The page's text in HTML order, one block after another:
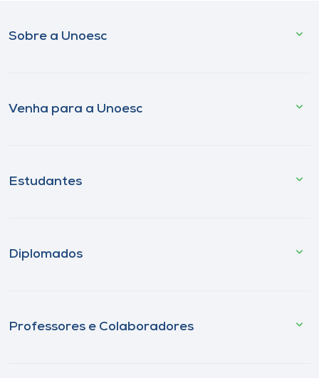
Sobre a Unoesc
Venha para a Unoesc
Estudantes
Diplomados
Professores e Colaboradores